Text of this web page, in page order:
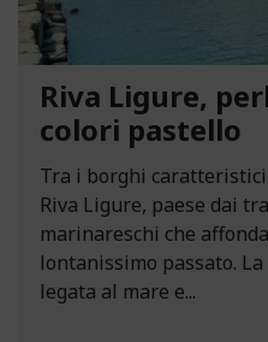
Riva Ligure,
colori pastello
Tra i borghi caratteristici
Riva Ligure, paese dai
marinareschi che
lontanissimo passato.
legata al mare e...